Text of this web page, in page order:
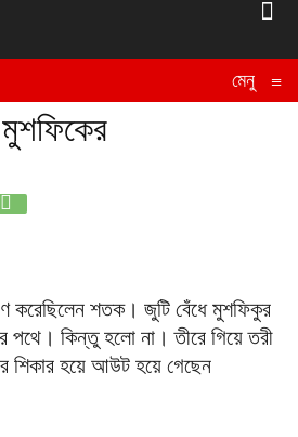
মেনু ≡
মুশফিকের
করেছিলেন শতক। জুটি বেঁধে মুশফিকুর
পথে। কিন্তু হলো না। তীরে গিয়ে তরী
শিকার হয়ে আউট হয়ে গেছেন